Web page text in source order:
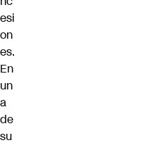
esi
on
es.
En
un
a
de
su